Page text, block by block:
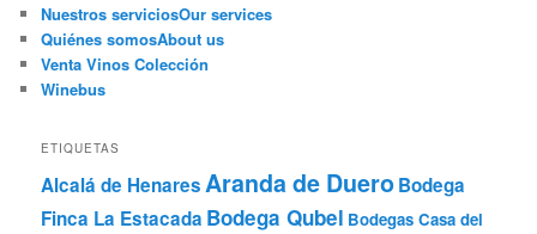
Nuestros serviciosOur services
Quiénes somosAbout us
Venta Vinos Colección
Winebus
ETIQUETAS
Alcalá de HenaresAranda de DueroBodega
Finca La Estacada Bodega Qubel Bodegas Casa del